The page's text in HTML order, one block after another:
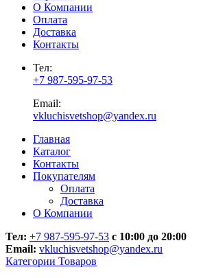
О Компании
Оплата
Доставка
Контакты
Тел:
+7 987-595-97-53
Email:
vkluchisvetshop@yandex.ru
Главная
Каталог
Контакты
Покупателям
Оплата
Доставка
О Компании
Тел: +7 987-595-97-53 с 10:00 до 20:00
Email: vkluchisvetshop@yandex.ru
Категории Товаров